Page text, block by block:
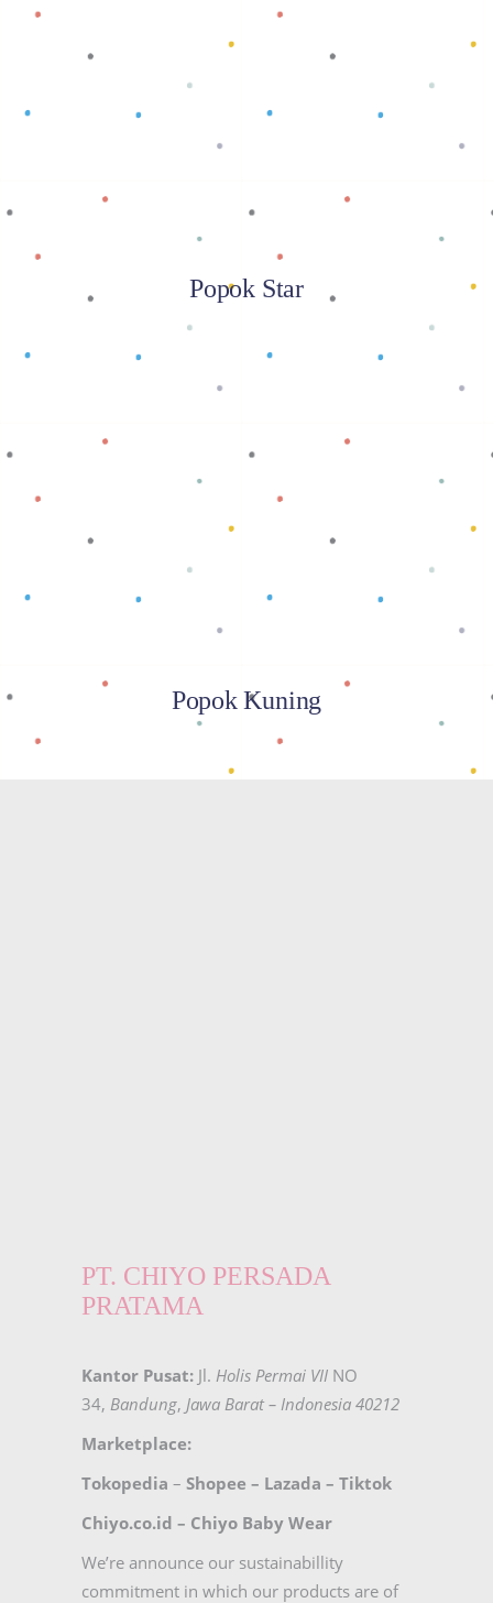
Baca selengkapnya
Popok Star
Baca selengkapnya
Popok Kuning
PT. CHIYO PERSADA
PRATAMA
Kantor Pusat: Jl. Holis Permai VII NO
34, Bandung, Jawa Barat – Indonesia 40212
Marketplace:
Tokopedia – Shopee – Lazada – Tiktok
Chiyo.co.id – Chiyo Baby Wear
We’re announce our sustainabillity
commitment in which our products are of